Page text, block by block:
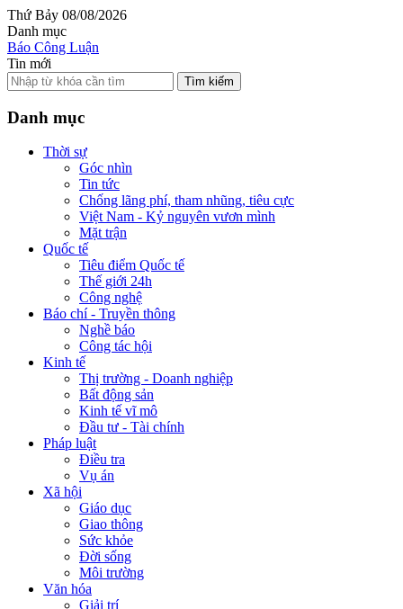
Thứ Bảy 08/08/2026
Danh mục
Báo Công Luận
Tin mới
Tìm kiếm
Danh mục
Thời sự
Góc nhìn
Tin tức
Chống lãng phí, tham nhũng, tiêu cực
Việt Nam - Kỷ nguyên vươn mình
Mặt trận
Quốc tế
Tiêu điểm Quốc tế
Thế giới 24h
Công nghệ
Báo chí - Truyền thông
Nghề báo
Công tác hội
Kinh tế
Thị trường - Doanh nghiệp
Bất động sản
Kinh tế vĩ mô
Đầu tư - Tài chính
Pháp luật
Điều tra
Vụ án
Xã hội
Giáo dục
Giao thông
Sức khỏe
Đời sống
Môi trường
Văn hóa
Giải trí